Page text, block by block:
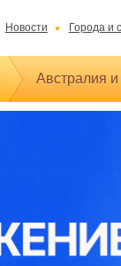
Новости Города и
Австралия